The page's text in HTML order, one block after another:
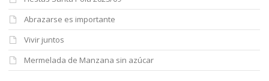
Abrazarse es importante
Vivir juntos
Mermelada de Manzana sin azúcar